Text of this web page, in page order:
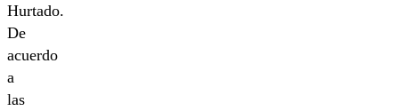
Hurtado.
De
acuerdo
a
las